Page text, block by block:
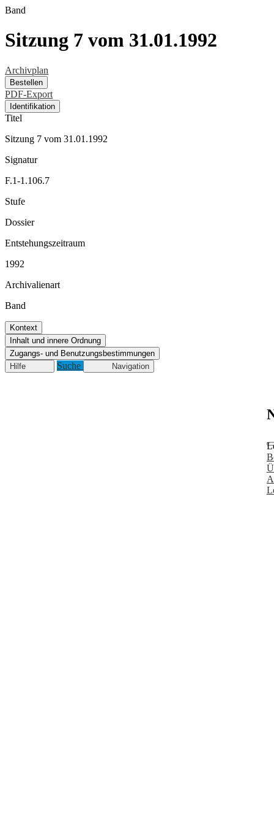
Band
Sitzung 7 vom 31.01.1992
Archivplan
Bestellen
PDF-Export
Identifikation
Titel
Sitzung 7 vom 31.01.1992
Signatur
F.1-1.106.7
Stufe
Dossier
Entstehungszeitraum
1992
Archivalienart
Band
Kontext
Inhalt und innere Ordnung
Zugangs- und Benutzungsbestimmungen
Hilfe
Suche Navigation